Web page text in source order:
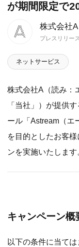
株式会社
プレスリリー
が期間限定で
ネットサービス
株式会社A（読み：
「当社」）が提供
ール「Astream（エ
を目的としたお客
ンを実施いたします
キャンペーン概
以下の条件に当て